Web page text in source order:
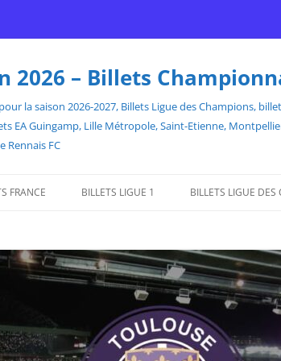
2026 – Billets
la saison 2026-2027, Billets Ligue des Champions,
EA Guingamp, Lille Métropole, Saint-Etienne,
Rennais FC
FRANCE BILLETS LIGUE 1 BILLETS LIGUE